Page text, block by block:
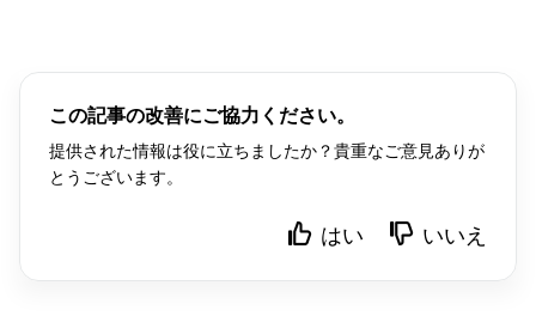
この記事の改善にご協力ください。
提供された情報は役に立ちましたか？貴重なご意見ありが
とうございます。
はい いいえ